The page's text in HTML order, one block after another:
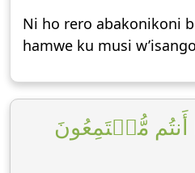
Ni ho rero abakonikoni
hamwe ku musi
مُّجۡتَمِعُونَ